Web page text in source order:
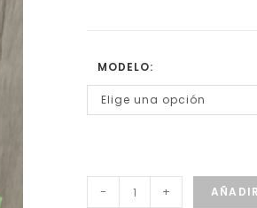
MODELO:
Elige una opción
- +